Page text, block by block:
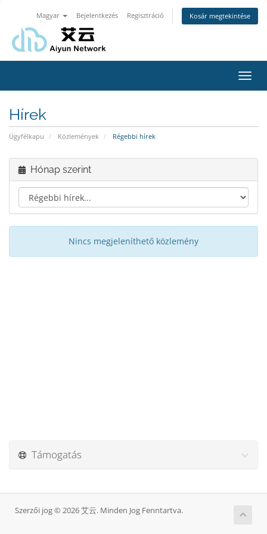
Magyar Bejelentkezés Regisztráció Kosár megtekintése
a
Hírek
Ügyfélkapu Közlemények Régebbi hírek
Hónap szerint
Nincs megjeleníthető közlemény
Támogatás
Szerzői jog © 2026 艾云. Minden Jog Fenntartva.